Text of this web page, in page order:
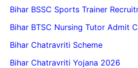
Bihar BSSC Sports Trainer
Bihar BTSC Nursing Tutor Admit
Bihar Chatravriti Scheme
Bihar Chatravriti Yojana 2026